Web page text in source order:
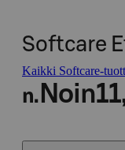
Softcare
Kaikki Softcare-
n. Noin